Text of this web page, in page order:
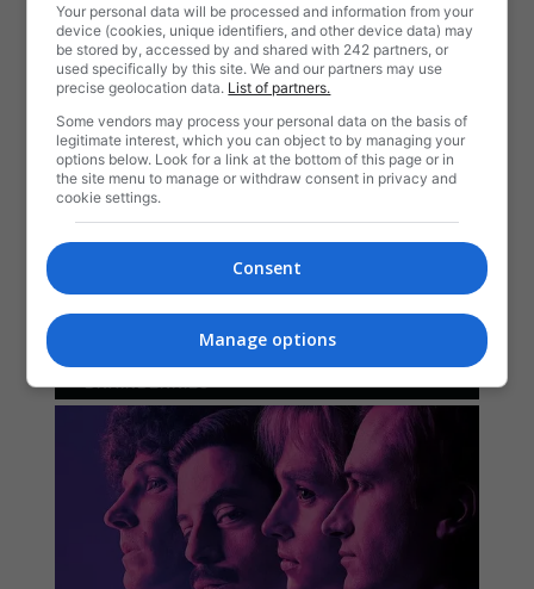
Your personal data will be processed and information from your
device (cookies, unique identifiers, and other device data) may
be stored by, accessed by and shared with 242 partners, or
used specifically by this site. We and our partners may use
precise geolocation data. List of partners.
Some vendors may process your personal data on the basis of
legitimate interest, which you can object to by managing your
options below. Look for a link at the bottom of this page or in
the site menu to manage or withdraw consent in privacy and
cookie settings.
Consent
Manage options